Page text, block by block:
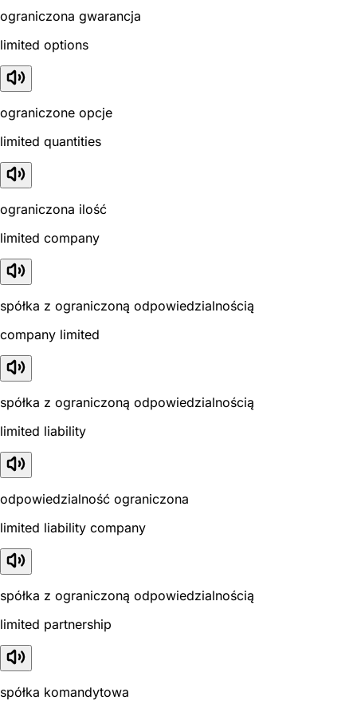
ograniczona gwarancja
limited options
ograniczone opcje
limited quantities
ograniczona ilość
limited company
spółka z ograniczoną odpowiedzialnością
company limited
spółka z ograniczoną odpowiedzialnością
limited liability
odpowiedzialność ograniczona
limited liability company
spółka z ograniczoną odpowiedzialnością
limited partnership
spółka komandytowa